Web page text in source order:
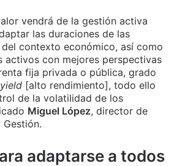
vendrá de la gestión activa
las duraciones de las
contexto económico, así como
activos con mejores perspectivas
fija privada o pública, grado
[alto rendimiento], todo ello
de la volatilidad de los
Miguel López, director de
adaptarse a todos